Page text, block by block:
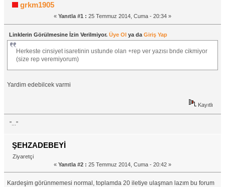
grkm1905
« Yanıtla #1 : 25 Temmuz 2014, Cuma - 20:34 »
Linklerin Görülmesine İzin Verilmiyor. Üye Ol ya da Giriş Yap
Herkeste cinsiyet isaretinin ustunde olan +rep ver yazısı bnde cikmiyor
(size rep veremiyorum)
Yardim edebilcek varmi
Kayıtlı
''...''
ŞEHZADEBEYİ
Ziyaretçi
« Yanıtla #2 : 25 Temmuz 2014, Cuma - 20:42 »
Kardeşim görünmemesi normal, toplamda 20 iletiye ulaşman lazım bu forum